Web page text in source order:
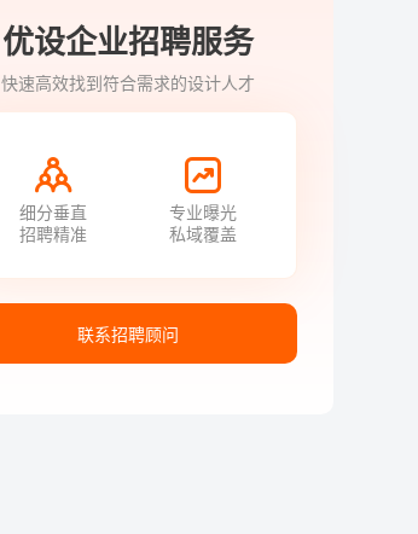
优设企业招聘服务
快速高效找到符合需求的设计人才
细分垂直
招聘精准
专业曝光
私域覆盖
联系招聘顾问